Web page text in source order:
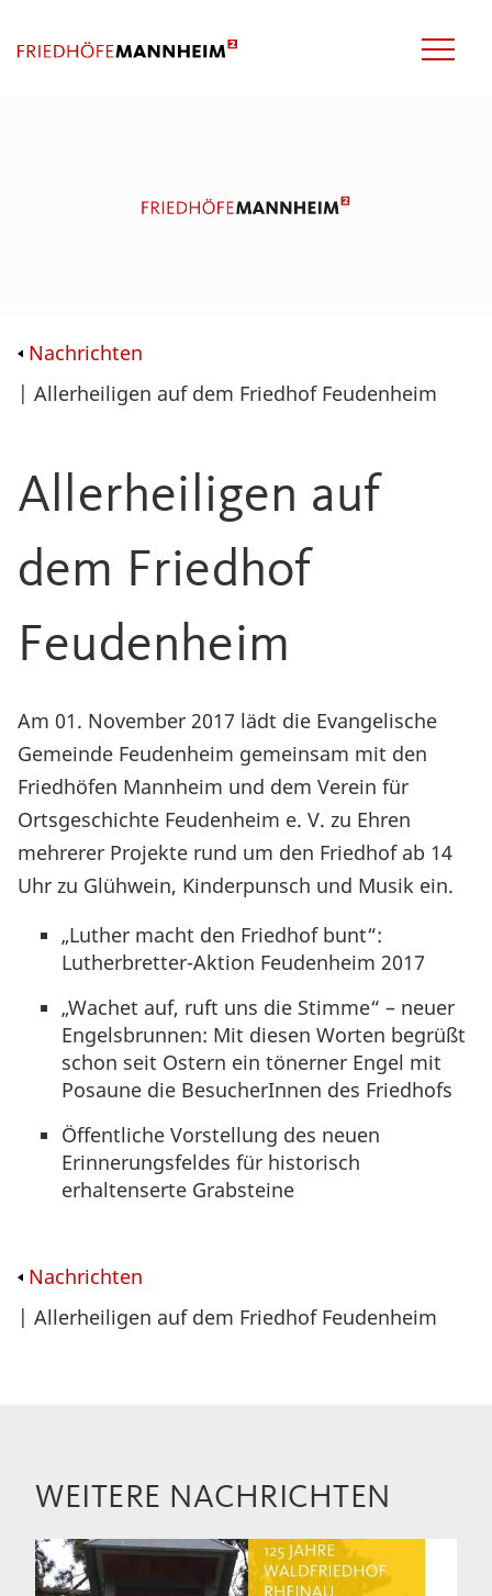
Nachrichten
| Allerheiligen auf dem Friedhof Feudenheim
Allerheiligen auf
dem Friedhof
Feudenheim
Am 01. November 2017 lädt die Evangelische
Gemeinde Feudenheim gemeinsam mit den
Friedhöfen Mannheim und dem Verein für
Ortsgeschichte Feudenheim e. V. zu Ehren
mehrerer Projekte rund um den Friedhof ab 14
Uhr zu Glühwein, Kinderpunsch und Musik ein.
„Luther macht den Friedhof bunt“:
Lutherbretter-Aktion Feudenheim 2017
„Wachet auf, ruft uns die Stimme“ – neuer
Engelsbrunnen: Mit diesen Worten begrüßt
schon seit Ostern ein tönerner Engel mit
Posaune die BesucherInnen des Friedhofs
Öffentliche Vorstellung des neuen
Erinnerungsfeldes für historisch
erhaltenserte Grabsteine
Nachrichten
| Allerheiligen auf dem Friedhof Feudenheim
WEITERE NACHRICHTEN